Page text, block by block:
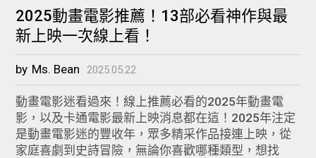
2025動畫電影推薦！13部必看神作與最
新上映一次線上看！
by Ms. Bean 2025.05.22
動畫電影迷看過來！線上推薦必看的2025年動畫電
影，以及卡通電影最新上映消息都在這！2025年注定
是動畫電影迷的豐收年，眾多精采作品接連上映，從
家庭喜劇到史詩冒險，無論你喜歡哪種類型，想找